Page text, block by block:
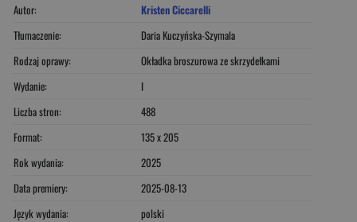
Autor:
Kristen Ciccarelli
Tłumaczenie:
Daria Kuczyńska-Szymala
Rodzaj oprawy:
Okładka broszurowa ze skrzydełkami
Wydanie:
I
Liczba stron:
488
Format:
135 x 205
Rok wydania:
2025
Data premiery:
2025-08-13
Język wydania:
polski